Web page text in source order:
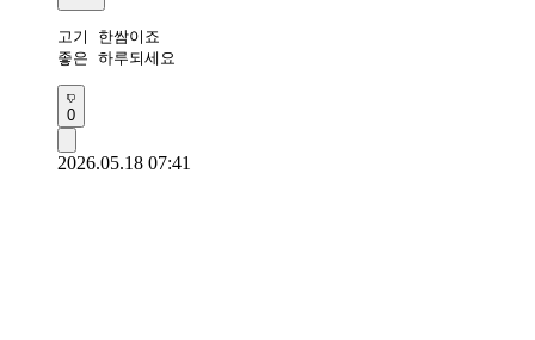
고기 한쌈이죠
좋은 하루되세요
0
2026.05.18 07:41